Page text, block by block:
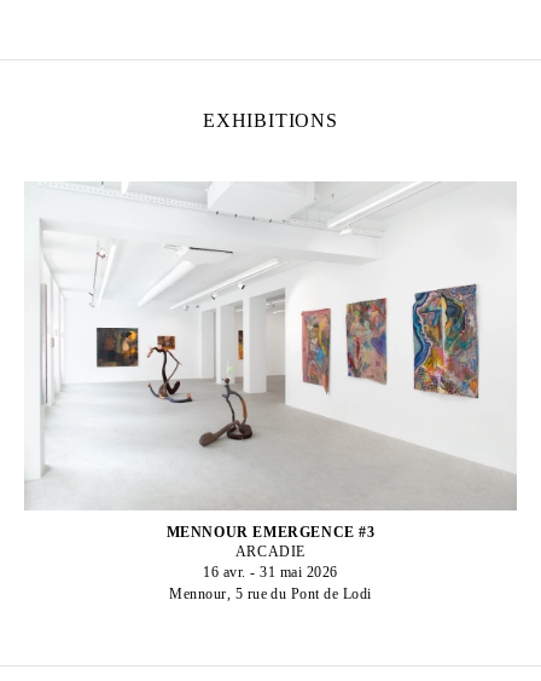
EXHIBITIONS
MENNOUR EMERGENCE #3
ARCADIE
16 avr. - 31 mai 2026
Mennour, 5 rue du Pont de Lodi